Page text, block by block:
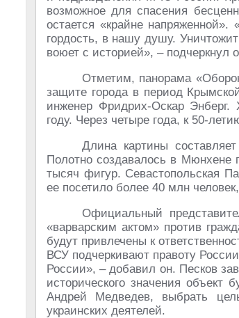
возможное для спасения
остается «крайне
гордость, в нашу душу.
воюет с историей», – подчеркнул
Отметим, панорама
защите города в период
инженер Фридрих-Оскар
году. Через четыре года, к 50-
Длина картины
Полотно создавалось в Мюнхене
тысяч фигур. Севастопольская
ее посетило более 40 млн
Официальный
«варварским актом» против
будут привлечены к
ВСУ подчеркивают правоту
России», – добавил он. Песков
исторического значения объект
Андрей Медведев, выбрать
украинских деятелей.